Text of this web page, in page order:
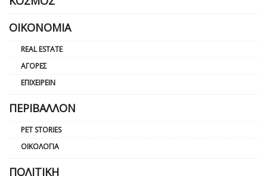
ΟΙΚΟΝΟΜΊΑ
REAL ESTATE
ΑΓΟΡΈΣ
ΕΠΙΧΕΙΡΕΊΝ
ΠΕΡΙΒΆΛΛΟΝ
PET STORIES
ΟΙΚΟΛΟΓΊΑ
ΠΟΛΙΤΙΚΉ